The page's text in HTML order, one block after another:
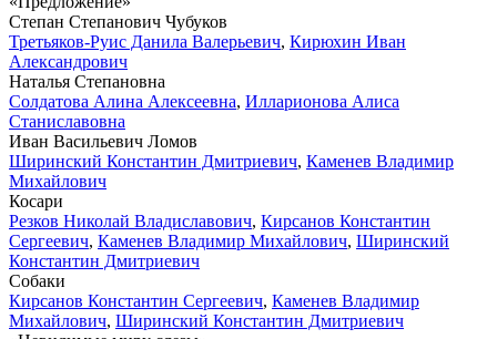
Степан Степанович Чубуков
Третьяков-Руис Данила Валерьевич, Кирюхин Иван
Александрович
Наталья Степановна
Солдатова Алина Алексеевна, Илларионова Алиса
Станиславовна
Иван Васильевич Ломов
Ширинский Константин Дмитриевич, Каменев Владимир
Михайлович
Косари
Резков Николай Владиславович, Кирсанов Константин
Сергеевич, Каменев Владимир Михайлович, Ширинский
Константин Дмитриевич
Собаки
Кирсанов Константин Сергеевич, Каменев Владимир
Михайлович, Ширинский Константин Дмитриевич